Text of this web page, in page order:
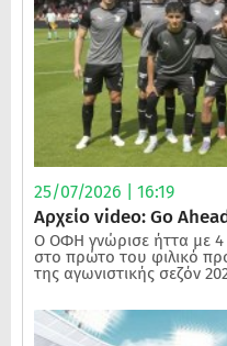
25/07/2026 | 16:19
Αρχείο video: Go
Ο ΟΦΗ γνώρισε ήττα με
στο πρώτο του φιλικό
της αγωνιστικής σεζόν